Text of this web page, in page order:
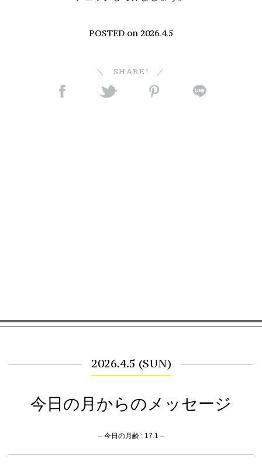
POSTED on 2026.4.5
SHARE!
2026.4.5 (SUN)
今日の月からのメッセージ
– 今日の月齢 : 17.1 –